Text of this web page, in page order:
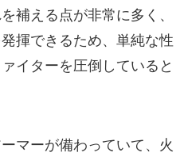
補える点が非常に多く、
揮できるため、単純な性
イターを圧倒していると
マーが備わっていて、火